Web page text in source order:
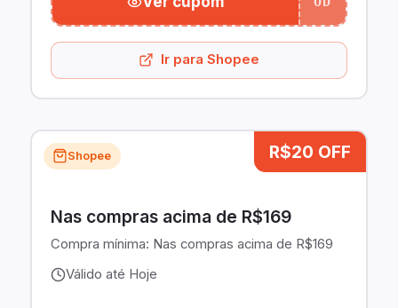
Ir para Shopee
R$20 OFF
Shopee
Nas compras acima de R$169
Compra mínima: Nas compras acima de R$169
Válido até Hoje